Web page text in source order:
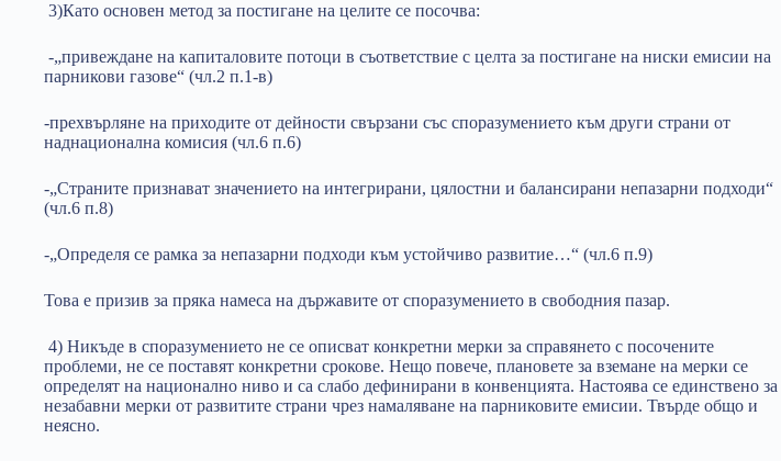
3)Като основен метод за постигане на целите се посочва:
-„привеждане на капиталовите потоци в съответствие с целта за постигане на ниски емисии на
парникови газове“ (чл.2 п.1-в)
-прехвърляне на приходите от дейности свързани със споразумението към други страни от
наднационална комисия (чл.6 п.6)
-„Страните признават значението на интегрирани, цялостни и балансирани непазарни подходи“
(чл.6 п.8)
-„Определя се рамка за непазарни подходи към устойчиво развитие…“ (чл.6 п.9)
Това е призив за пряка намеса на държавите от споразумението в свободния пазар.
4) Никъде в споразумението не се описват конкретни мерки за справянето с посочените
проблеми, не се поставят конкретни срокове. Нещо повече, плановете за вземане на мерки се
определят на национално ниво и са слабо дефинирани в конвенцията. Настоява се единствено за
незабавни мерки от развитите страни чрез намаляване на парниковите емисии. Твърде общо и
неясно.